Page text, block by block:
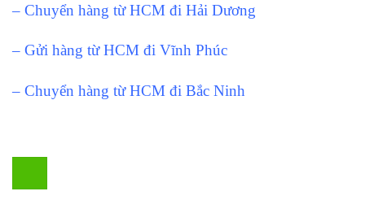
– Chuyển hàng từ HCM đi Hải Dương
– Gửi hàng từ HCM đi Vĩnh Phúc
– Chuyển hàng từ HCM đi Bắc Ninh